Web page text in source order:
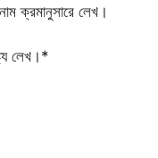
ক্রমানুসারে লেখ।
লেখ।*